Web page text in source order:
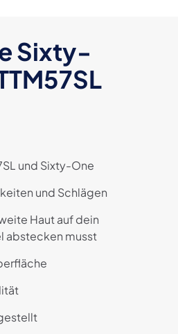
Sixty-
und Sixty-One
und Schlägen
Haut auf dein
abstecken musst